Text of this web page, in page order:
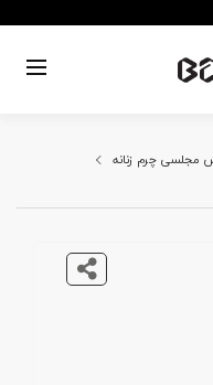
مجلسی چرم زنانه